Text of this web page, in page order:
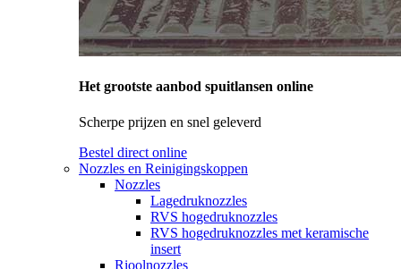
Het grootste aanbod spuitlansen online
Scherpe prijzen en snel geleverd
Bestel direct online
Nozzles en Reinigingskoppen
Nozzles
Lagedruknozzles
RVS hogedruknozzles
RVS hogedruknozzles met keramische
insert
Rioolnozzles